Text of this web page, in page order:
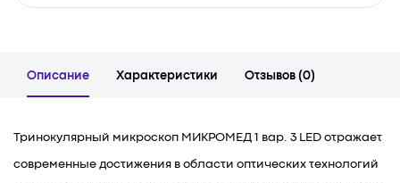
Описание Характеристики Отзывов (0)
Тринокулярный микроскоп МИКРОМЕД 1 вар. 3 LED отражает
современные достижения в области оптических технологий